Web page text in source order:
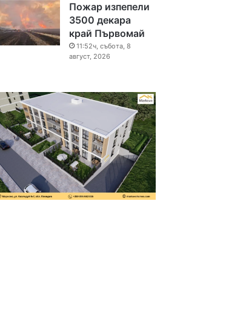
Пожар изпепели
3500 декара
край Първомай
11:52ч, събота, 8
август, 2026